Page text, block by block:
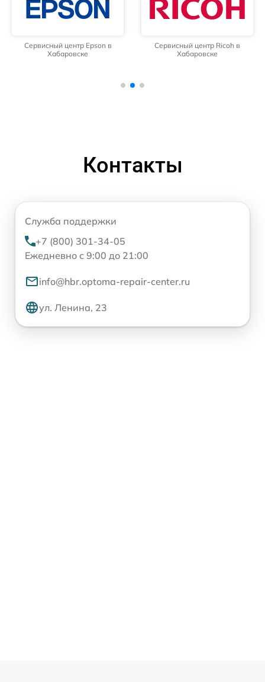
Сервисный центр Epson в
Хабаровске
Сервисный центр Ricoh в
Хабаровске
Контакты
Служба поддержки
+7 (800) 301-34-05
Ежедневно с 9:00 до 21:00
info@hbr.optoma-repair-center.ru
ул. Ленина, 23